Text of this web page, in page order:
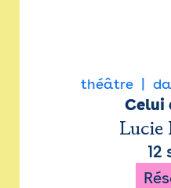
théâtre
Celui
Lucie
12